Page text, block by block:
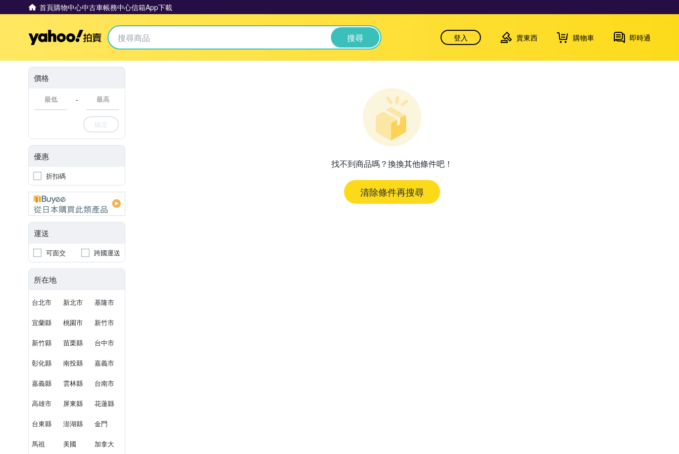
首頁購物中心中古車帳務中心信箱App下載
Yahoo拍賣 搜尋 登入 賣東西 購物車 即時通
價格
-
確定
優惠
折扣碼
運送
可面交 跨國運送
所在地
台北市 新北市 基隆市
宜蘭縣 桃園市 新竹市
新竹縣 苗栗縣 台中市
彰化縣 南投縣 嘉義市
嘉義縣 雲林縣 台南市
高雄市 屏東縣 花蓮縣
台東縣 澎湖縣 金門
馬祖 美國 加拿大
找不到商品嗎？換換其他條件吧！
清除條件再搜尋